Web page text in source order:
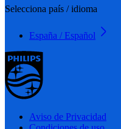
Selecciona país / idioma
España / Español
Aviso de Privacidad